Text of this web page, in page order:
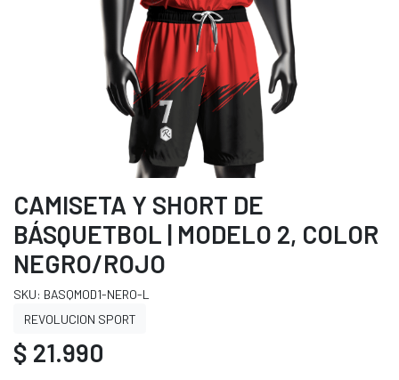
CAMISETA Y SHORT DE
BÁSQUETBOL | MODELO 2, COLOR
NEGRO/ROJO
SKU: BASQMOD1-NERO-L
REVOLUCION SPORT
$ 21.990